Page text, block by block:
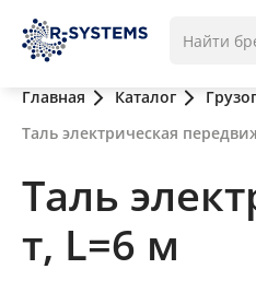
Главная Каталог
Таль электрическая
Таль
т, L=6 м